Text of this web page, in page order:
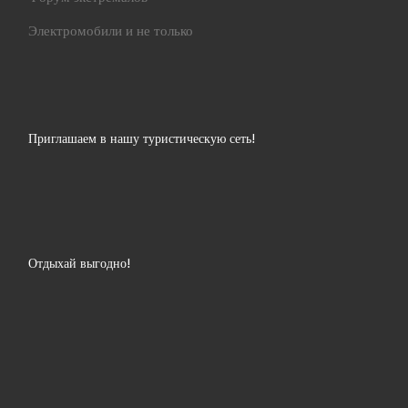
Электромобили и не только
Приглашаем в нашу туристическую сеть!
Отдыхай выгодно!